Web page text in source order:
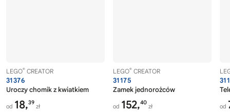
LEGO® CREATOR
31376
Uroczy chomik z kwiatkiem
od 18,39
zł
LEGO® CREATOR
31175
Zamek jednorożców
od 152,40
zł od